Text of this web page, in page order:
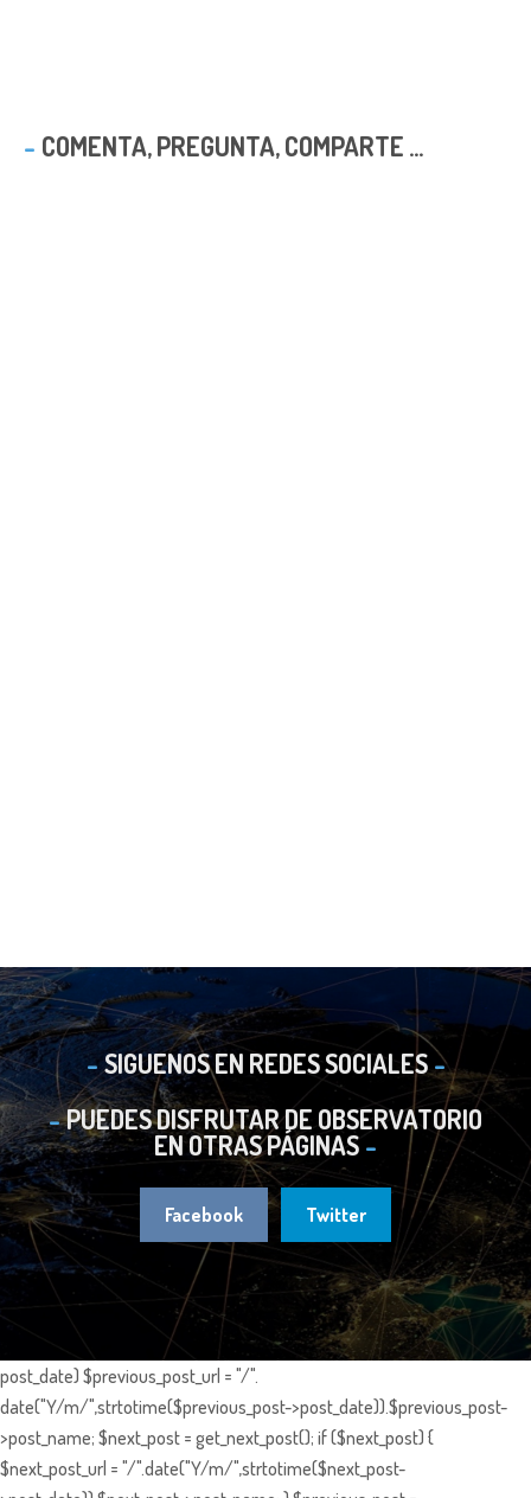
COMENTA, PREGUNTA, COMPARTE ...
SIGUENOS EN REDES SOCIALES
PUEDES DISFRUTAR DE OBSERVATORIO
EN OTRAS PÁGINAS
Facebook Twitter
post_date) $previous_post_url = "/".
date("Y/m/",strtotime($previous_post->post_date)).$previous_post-
>post_name; $next_post = get_next_post(); if ($next_post) {
$next_post_url = "/".date("Y/m/",strtotime($next_post-